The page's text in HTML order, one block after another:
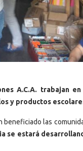
A.C.A. trabajan
y productos
las
se estará